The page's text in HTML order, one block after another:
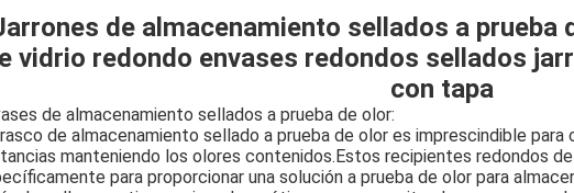
de almacenamiento sellados a prueba
vidrio redondo envases redondos sellados
con tapa
de almacenamiento sellados a prueba de olor:
de almacenamiento sellado a prueba de olor es imprescindible para
manteniendo los olores contenidos.Estos recipientes redondos
para proporcionar una solución a prueba de olor para